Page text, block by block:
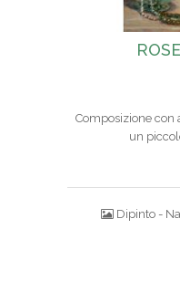
Composizione con
un
Dipinto -